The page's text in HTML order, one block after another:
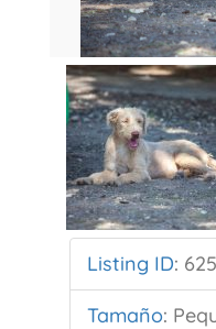
Listing ID: 625
Tamaño: